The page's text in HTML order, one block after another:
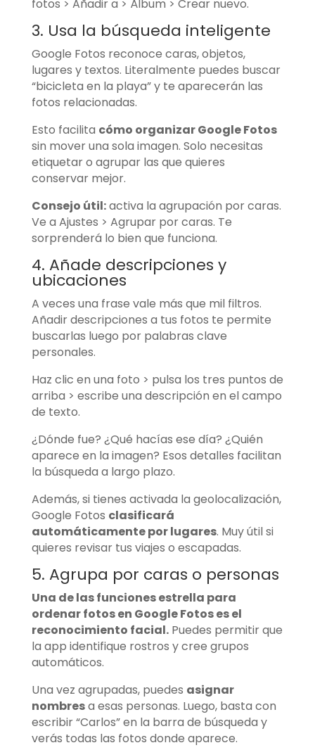
fotos > Añadir a > Álbum > Crear nuevo.
3. Usa la búsqueda inteligente
Google Fotos reconoce caras, objetos,
lugares y textos. Literalmente puedes buscar
“bicicleta en la playa” y te aparecerán las
fotos relacionadas.
Esto facilita cómo organizar Google Fotos
sin mover una sola imagen. Solo necesitas
etiquetar o agrupar las que quieres
conservar mejor.
Consejo útil:activa la agrupación por caras.
Ve a Ajustes > Agrupar por caras. Te
sorprenderá lo bien que funciona.
4. Añade descripciones y
ubicaciones
A veces una frase vale más que mil filtros.
Añadir descripciones a tus fotos te permite
buscarlas luego por palabras clave
personales.
Haz clic en una foto > pulsa los tres puntos de
arriba > escribe una descripción en el campo
de texto.
¿Dónde fue? ¿Qué hacías ese día? ¿Quién
aparece en la imagen? Esos detalles facilitan
la búsqueda a largo plazo.
Además, si tienes activada la geolocalización,
Google Fotos clasificará
automáticamente por lugares. Muy útil si
quieres revisar tus viajes o escapadas.
5. Agrupa por caras o personas
Una de las funciones estrella para
ordenar fotos en Google Fotos es el
reconocimiento facial.Puedes permitir que
la app identifique rostros y cree grupos
automáticos.
Una vez agrupadas, puedes asignar
nombresa esas personas. Luego, basta con
escribir “Carlos” en la barra de búsqueda y
verás todas las fotos donde aparece.